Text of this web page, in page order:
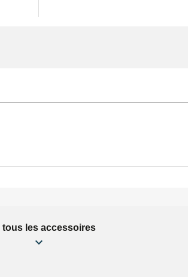
tous les accessoires